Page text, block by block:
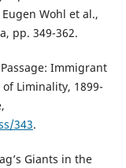
Wohl et al.,
pp. 349-362.
Passage: Immigrant
Liminality, 1899-
343.
Giants in the